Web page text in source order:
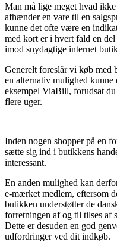
Man må lige meget hvad
afhænder en vare til en
kunne det ofte være en
med kort er i hvert fald en del
imod snydagtige internet
Generelt foreslår vi køb med
en alternativ mulighed
eksempel ViaBill, forudsat
flere uger.
Inden nogen shopper på en
sætte sig ind i butikkens
interessant.
En anden mulighed kan
e-mærket medlem, eftersom
butikken understøtter de
forretningen af og til tilses af
Dette er desuden en god
udfordringer ved dit indkøb.